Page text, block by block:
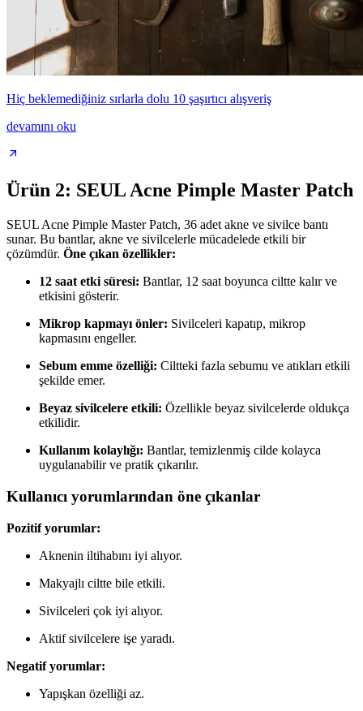
Hiç beklemediğiniz sırlarla dolu 10 şaşırtıcı alışveriş
devamını oku
Ürün 2: SEUL Acne Pimple Master Patch
SEUL Acne Pimple Master Patch, 36 adet akne ve sivilce bantı
sunar. Bu bantlar, akne ve sivilcelerle mücadelede etkili bir
çözümdür. Öne çıkan özellikler:
12 saat etki süresi: Bantlar, 12 saat boyunca ciltte kalır ve
etkisini gösterir.
Mikrop kapmayı önler: Sivilceleri kapatıp, mikrop
kapmasını engeller.
Sebum emme özelliği: Ciltteki fazla sebumu ve atıkları etkili
şekilde emer.
Beyaz sivilcelere etkili: Özellikle beyaz sivilcelerde oldukça
etkilidir.
Kullanım kolaylığı: Bantlar, temizlenmiş cilde kolayca
uygulanabilir ve pratik çıkarılır.
Kullanıcı yorumlarından öne çıkanlar
Pozitif yorumlar:
Aknenin iltihabını iyi alıyor.
Makyajlı ciltte bile etkili.
Sivilceleri çok iyi alıyor.
Aktif sivilcelere işe yaradı.
Negatif yorumlar:
Yapışkan özelliği az.